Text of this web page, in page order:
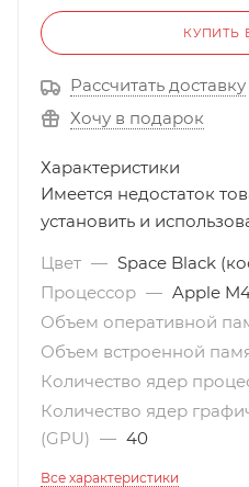
КУПИТЬ
Рассчитать доставку
Хочу в подарок
Характеристики
Имеется недостаток
установить и
Цвет — Space Black
Процессор — Apple
Объем оперативной
Объем встроенной
Количество ядер
Количество ядер
(GPU) — 40
Все характеристики